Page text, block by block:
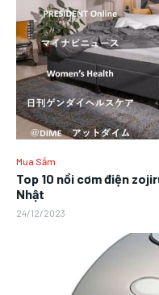
Mua Sắm
Top 10 nồi cơm điện
Nhật
24/12/2023